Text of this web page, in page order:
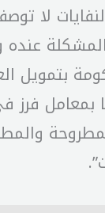
لا
عنده
فرز